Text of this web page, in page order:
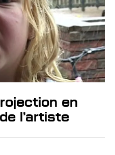
en
l’artiste